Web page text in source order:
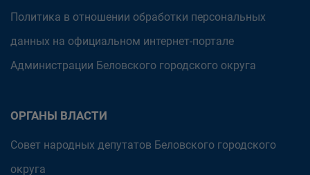
Политика в отношении обработки персональных
данных на официальном интернет-портале
Администрации Беловского городского округа
ОРГАНЫ ВЛАСТИ
Совет народных депутатов Беловского городского
округа